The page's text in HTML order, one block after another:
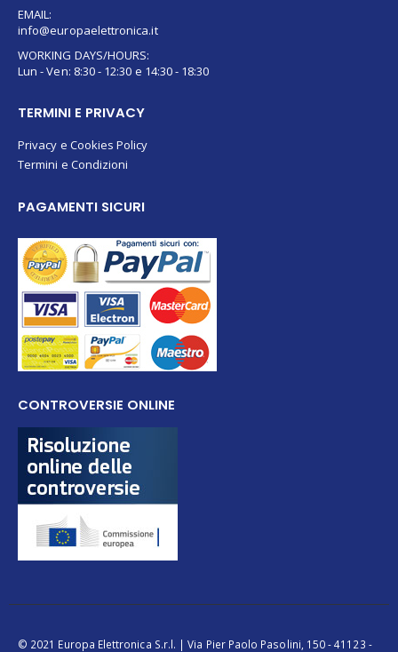
EMAIL:
info@europaelettronica.it
WORKING DAYS/HOURS:
Lun - Ven: 8:30 - 12:30 e 14:30 - 18:30
TERMINI E PRIVACY
Privacy e Cookies Policy
Termini e Condizioni
PAGAMENTI SICURI
CONTROVERSIE ONLINE
© 2021 Europa Elettronica S.r.l. | Via Pier Paolo Pasolini, 150 - 41123 -